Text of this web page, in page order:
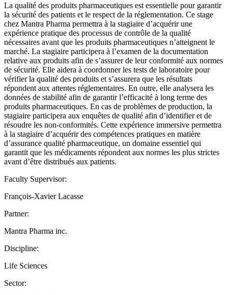
La qualité des produits pharmaceutiques est essentielle pour garantir
la sécurité des patients et le respect de la réglementation. Ce stage
chez Mantra Pharma permettra à la stagiaire d’acquérir une
expérience pratique des processus de contrôle de la qualité
nécessaires avant que les produits pharmaceutiques n’atteignent le
marché. La stagiaire participera à l’examen de la documentation
relative aux produits afin de s’assurer de leur conformité aux normes
de sécurité. Elle aidera à coordonner les tests de laboratoire pour
vérifier la qualité des produits et s’assurera que les résultats
répondent aux attentes réglementaires. En outre, elle analysera les
données de stabilité afin de garantir l’efficacité à long terme des
produits pharmaceutiques. En cas de problèmes de production, la
stagiaire participera aux enquêtes de qualité afin d’identifier et de
résoudre les non-conformités. Cette expérience immersive permettra
à la stagiaire d’acquérir des compétences pratiques en matière
d’assurance qualité pharmaceutique, un domaine essentiel qui
garantit que les médicaments répondent aux normes les plus strictes
avant d’être distribués aux patients.
Faculty Supervisor:
François-Xavier Lacasse
Partner:
Mantra Pharma inc.
Discipline:
Life Sciences
Sector: